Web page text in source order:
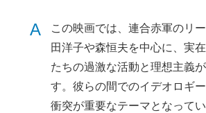
A
この映画では、連合赤軍のリ
田洋子や森恒夫を中心に、実
たちの過激な活動と理想主義
す。彼らの間でのイデオロギ
衝突が重要なテーマとなってい